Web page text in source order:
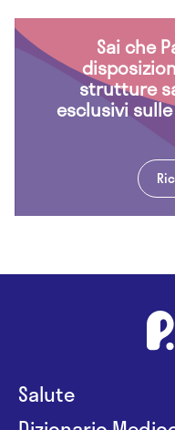
Sai che
strutture
esclusivi
Salute